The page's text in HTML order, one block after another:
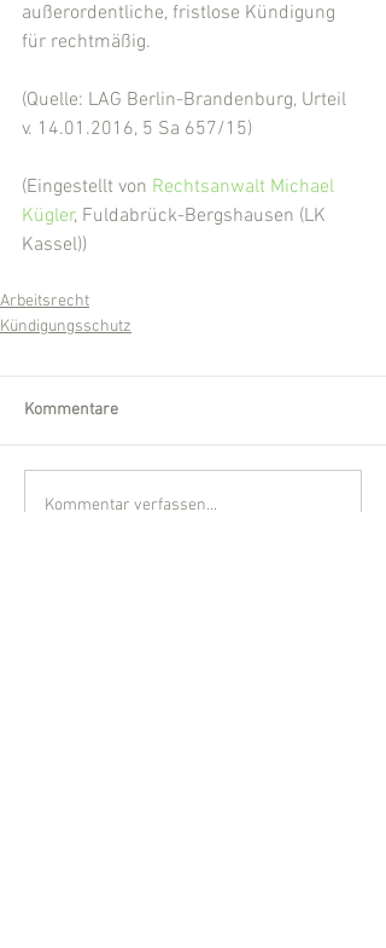
außerordentliche, fristlose Kündigung
für rechtmäßig.
(Quelle: LAG Berlin-Brandenburg, Urteil
v. 14.01.2016, 5 Sa 657/15)
(Eingestellt von Rechtsanwalt Michael
Kügler, Fuldabrück-Bergshausen (LK
Kassel))
Arbeitsrecht
Kündigungsschutz
Kommentare
Kommentar verfassen...